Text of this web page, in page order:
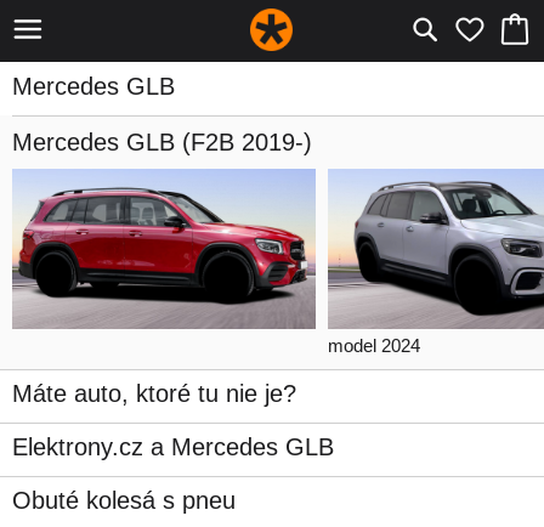
Mercedes GLB
Mercedes GLB (F2B 2019-)
model 2024
Máte auto, ktoré tu nie je?
Elektrony.cz a Mercedes GLB
Obuté kolesá s pneu